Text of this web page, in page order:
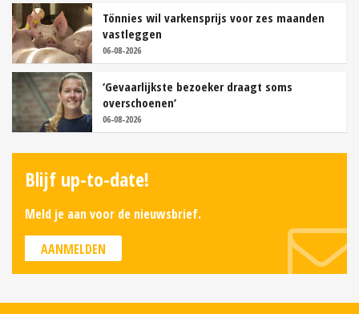
Tönnies wil varkensprijs voor zes maanden
vastleggen
06-08-2026
‘Gevaarlijkste bezoeker draagt soms
overschoenen’
06-08-2026
Blijf up-to-date!
Meld je aan voor de nieuwsbrief.
AANMELDEN